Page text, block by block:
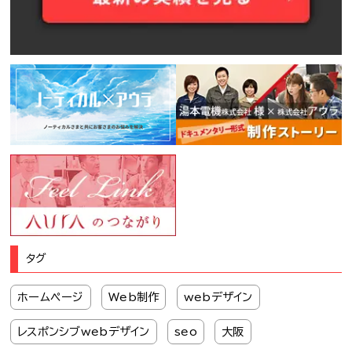
タグ
ホームページ Web制作 webデザイン
レスポンシブwebデザイン seo 大阪